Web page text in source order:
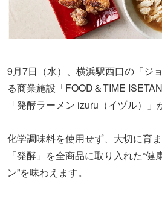
9月7日（水）、横浜駅西口の「ジ
る商業施設「FOOD＆TIME
「発酵ラーメン izuru（イヅル）」
化学調味料を使用せず、大切に育
「発酵」を全商品に取り入れた“健
ン”を味わえます。